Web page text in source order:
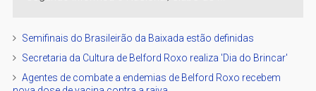
Semifinais do Brasileirão da Baixada estão definidas
Secretaria da Cultura de Belford Roxo realiza 'Dia do Brincar'
Agentes de combate a endemias de Belford Roxo recebem